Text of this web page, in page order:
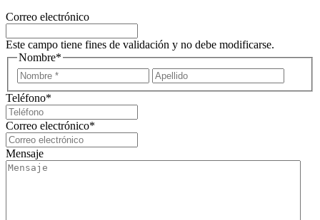
Correo electrónico
Este campo tiene fines de validación y no debe modificarse.
Nombre*
Nombre
Teléfono*
Correo electrónico*
Mensaje